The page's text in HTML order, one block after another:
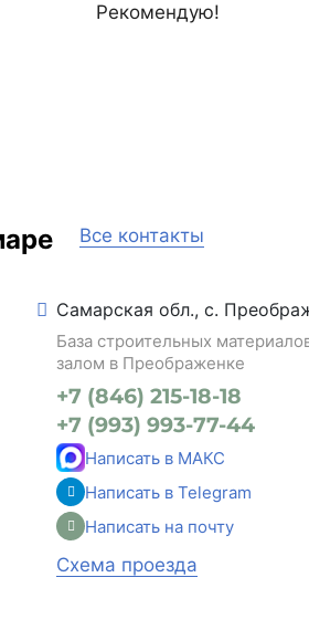
Рекомендую!
Все контакты
Самарская обл., с.
База строительных
залом в Преображенке
+7 (846) 215-18-18
+7 (993) 993-77-44
Написать в МАКС
Написать в Telegram
Написать на почту
Схема проезда